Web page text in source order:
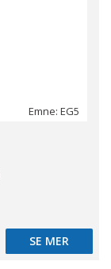
Emne: EG5
SE MER
SE MER